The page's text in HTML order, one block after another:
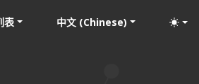
表 中文 (Chinese)